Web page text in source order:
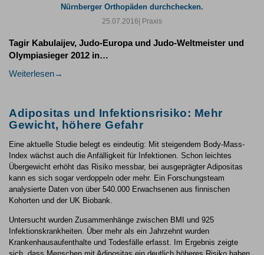
Nürnberger Orthopäden durchchecken.
25.07.2016| Praxis
Tagir Kabulaijev, Judo-Europa und Judo-Weltmeister und
Olympiasieger 2012 in…
Weiterlesen
Adipositas und Infektionsrisiko: Mehr
Gewicht, höhere Gefahr
Eine aktuelle Studie belegt es eindeutig: Mit steigendem Body-Mass-
Index wächst auch die Anfälligkeit für Infektionen. Schon leichtes
Übergewicht erhöht das Risiko messbar, bei ausgeprägter Adipositas
kann es sich sogar verdoppeln oder mehr. Ein Forschungsteam
analysierte Daten von über 540.000 Erwachsenen aus finnischen
Kohorten und der UK Biobank.
Untersucht wurden Zusammenhänge zwischen BMI und 925
Infektionskrankheiten. Über mehr als ein Jahrzehnt wurden
Krankenhausaufenthalte und Todesfälle erfasst. Im Ergebnis zeigte